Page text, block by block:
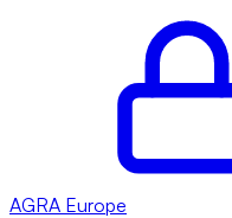
AGRA Europe